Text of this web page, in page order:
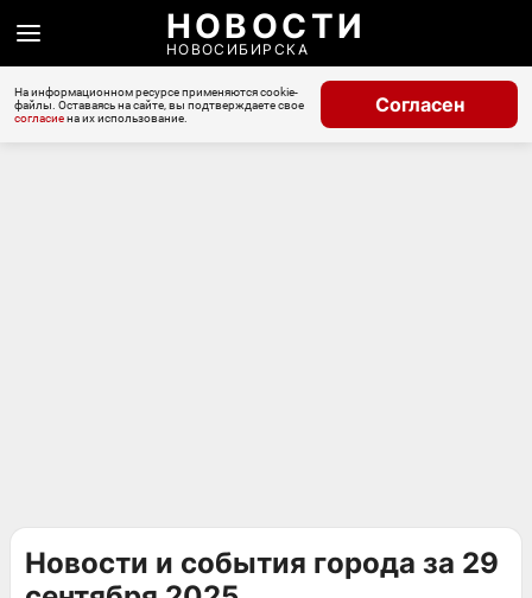
НОВОСТИ
НОВОСИБИРСКА
На информационном ресурсе применяются cookie-
файлы. Оставаясь на сайте, вы подтверждаете свое
согласиена их использование.
Согласен
Новости и события города за 29